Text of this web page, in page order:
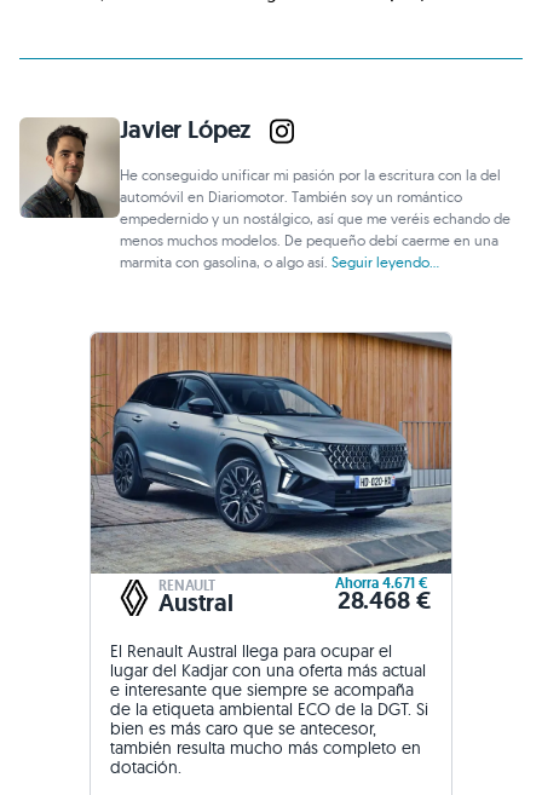
Javier López
He conseguido unificar mi pasión por la escritura con la del
automóvil en Diariomotor. También soy un romántico
empedernido y un nostálgico, así que me veréis echando de
menos muchos modelos. De pequeño debí caerme en una
marmita con gasolina, o algo así.Seguir leyendo...
RENAULT
Austral
Ahorra 4.671 €
28.468 €
El Renault Austral llega para ocupar el
lugar del Kadjar con una oferta más actual
e interesante que siempre se acompaña
de la etiqueta ambiental ECO de la DGT. Si
bien es más caro que se antecesor,
también resulta mucho más completo en
dotación.